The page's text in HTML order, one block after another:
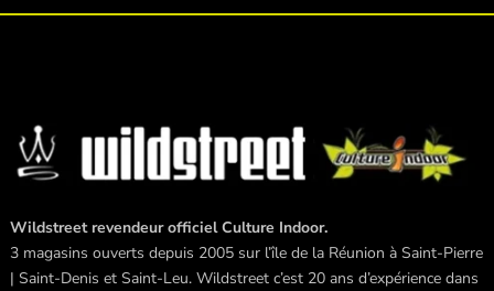
Wildstreet revendeur officiel Culture Indoor.
3 magasins ouverts depuis 2005 sur l’île de la Réunion à Saint-Pierre
| Saint-Denis et Saint-Leu. Wildstreet c’est 20 ans d’expérience dans